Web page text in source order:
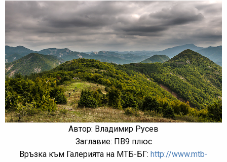
Автор: Владимир Русев
Заглавие: ПВ9 плюс
Връзка към Галерията на МТБ-БГ: http://www.mtb-